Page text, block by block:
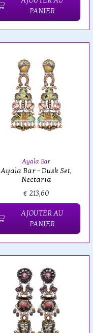
PANIER
Ayala Bar
Ayala Bar - Dusk Set,
Nectaria
€ 213,60
AJOUTER AU
PANIER